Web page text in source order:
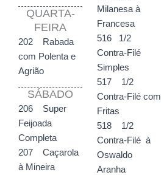
QUARTA-
FEIRA
202 Rabada
com Polenta e
Agrião
SÁBADO
206 Super
Feijoada
Completa
207 Caçarola
à Mineira
Milanesa à
Francesa
516 1/2
Contra-Filé
Simples
517 1/2
Contra-Filé com
Fritas
518 1/2
Contra-Filé à
Oswaldo
Aranha